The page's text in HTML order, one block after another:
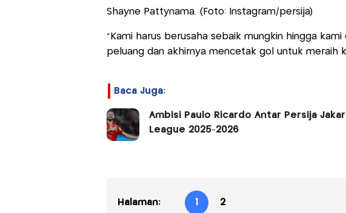
Shayne Pattynama. (Foto: Instagram/persija)
"Kami harus berusaha sebaik mungkin hingga
peluang dan akhirnya mencetak gol untuk meraih
Baca Juga:
Ambisi Paulo Ricardo Antar Persija
League 2025-2026
Halaman: 1 2